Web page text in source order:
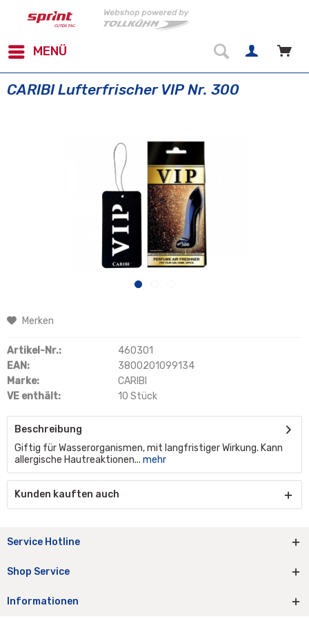
MENÜ
CARIBI Lufterfrischer VIP Nr. 300
Merken
Artikel-Nr.:
460301
EAN:
3800201099134
Marke:
CARIBI
VE enthält:
10 Stück
Beschreibung
Giftig für Wasserorganismen, mit langfristiger Wirkung. Kann
allergische Hautreaktionen... mehr
Kunden kauften auch
Service Hotline
Shop Service
Informationen